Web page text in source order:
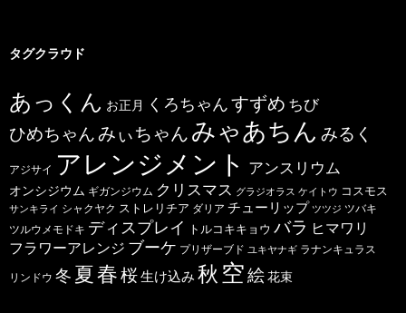
タグクラウド
あっくん お正月 くろちゃんすずめ ちび
ひめちゃんみぃちゃん みゃあちん みるく
アジサイ アレンジメント アンスリウム
オンシジウム ギガンジウム クリスマス グラジオラス ケイトウ コスモス
サンキライ シャクヤク ストレリチア ダリア チューリップ ツツジ ツバキ
ツルウメモドキ ディスプレイ トルコキキョウ バラ ヒマワリ
フラワーアレンジ ブーケ プリザーブド ユキヤナギ ラナンキュラス
リンドウ 冬 夏春桜生け込み 秋 空絵花束